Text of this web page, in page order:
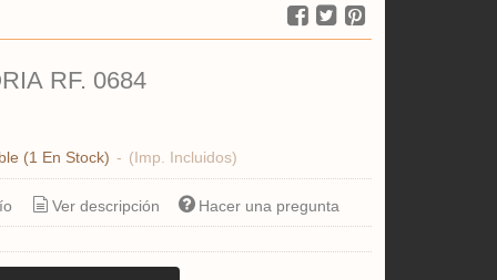
RF. 0684
(1 En Stock) - (Imp. Incluidos)
Ver descripción Hacer una pregunta